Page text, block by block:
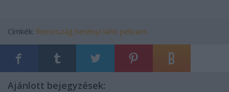
Címkék: finnország hetényi lahti pelicans
Ajánlott bejegyzések: